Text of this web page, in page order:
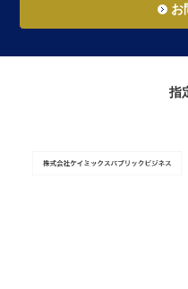
お
指